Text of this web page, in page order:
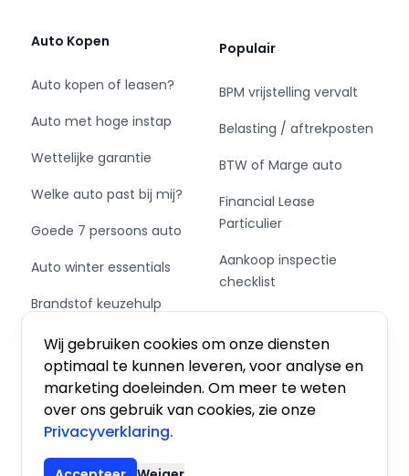
Wij gebruiken cookies om onze diensten
optimaal te kunnen leveren, voor analyse en
marketing doeleinden. Om meer te weten
over ons gebruik van cookies, zie onze
Privacyverklaring.
Auto Kopen
Auto kopen of leasen?
Auto met hoge instap
Wettelijke garantie
Welke auto past bij mij?
Goede 7 persoons auto
Auto winter essentials
Brandstof keuzehulp
Schakel of automaat?
Populair
BPM vrijstelling vervalt
Belasting / aftrekposten
BTW of Marge auto
Financial Lease
Particulier
Aankoop inspectie
checklist
Private Leasen,
Financieren of Kopen?